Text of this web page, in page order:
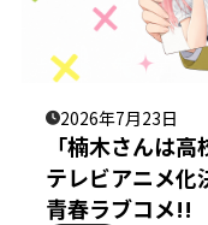
2026年7月23日
「楠木さんは
テレビアニメ
青春ラブコメ!!